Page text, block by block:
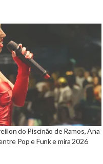
do Piscinão de Ramos, Ana
Pop e Funk e mira 2026